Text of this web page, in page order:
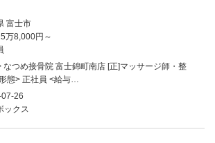
富士市
万8,000円～
なつめ接骨院 富士錦町南店 [正]マッサージ師・整
態> 正社員 <給与…
26
ックス